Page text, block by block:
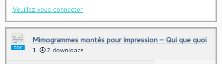
Veuillez vous connecter
Mimogrammes montés pour impression – Qui que quoi
1 2 downloads